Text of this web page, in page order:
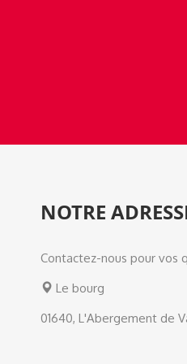
NOTRE
Contactez-nous pour vos
Le bourg
01640, L'Abergement de